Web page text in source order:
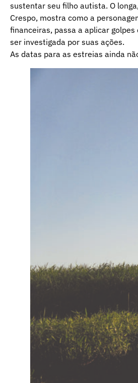
sustentar seu filho autista. O
Crespo, mostra como a
financeiras, passa a aplicar
ser investigada por suas ações.
As datas para as estreias ainda